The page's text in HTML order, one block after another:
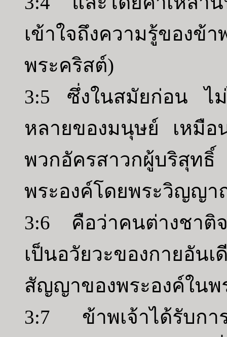
เข้าใจถึงความรู้ของข้า
พระคริสต์)
3:5 ซึ่งในสมัยก่อน ไม่
หลายของมนุษย์ เหมือ
พวกอัครสาวกผู้บริสุท
พระองค์โดยพระวิญญ
3:6 คือว่าคนต่างชาติ
เป็นอวัยวะของกายอั
สัญญาของพระองค์ในพ
3:7 ข้าพเจ้าได้รับการ